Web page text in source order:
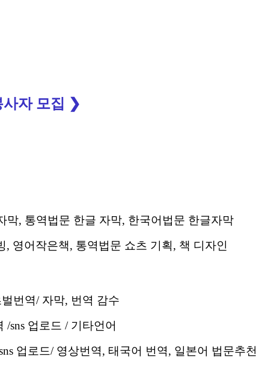
사자 모집 ❯
막, 통역법문 한글 자막, 한국어법문 한글자막
, 영어작은책, 통역법문 쇼츠 기획, 책 디자인
벌번역/ 자막, 번역 감수
/sns 업로드 / 기타언어
업로드/ 영상번역, 태국어 번역, 일본어 법문추천